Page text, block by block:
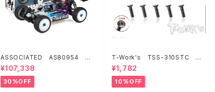
ASSOCIATED AS80954 RC
8B4.2 TEAM KIT 【GPバギー】
¥107,338
30%OFF
T-Work's TSS-310STC 64
チタン製ウルトラシンフラットヘッド
スクリュー【3×10mm/10本入】
¥1,782
10%OFF